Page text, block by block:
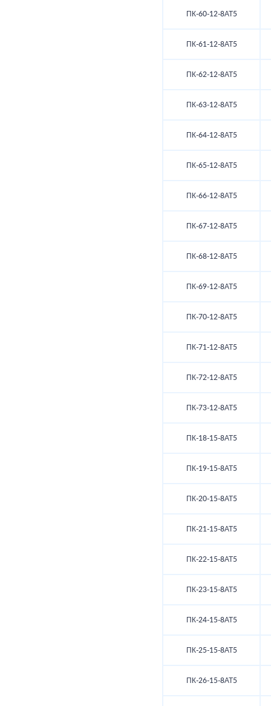
ПК-60-12-8АТ5
ПК-61-12-8АТ5
ПК-62-12-8АТ5
ПК-63-12-8АТ5
ПК-64-12-8АТ5
ПК-65-12-8АТ5
ПК-66-12-8АТ5
ПК-67-12-8АТ5
ПК-68-12-8АТ5
ПК-69-12-8АТ5
ПК-70-12-8АТ5
ПК-71-12-8АТ5
ПК-72-12-8АТ5
ПК-73-12-8АТ5
ПК-18-15-8АТ5
ПК-19-15-8АТ5
ПК-20-15-8АТ5
ПК-21-15-8АТ5
ПК-22-15-8АТ5
ПК-23-15-8АТ5
ПК-24-15-8АТ5
ПК-25-15-8АТ5
ПК-26-15-8АТ5